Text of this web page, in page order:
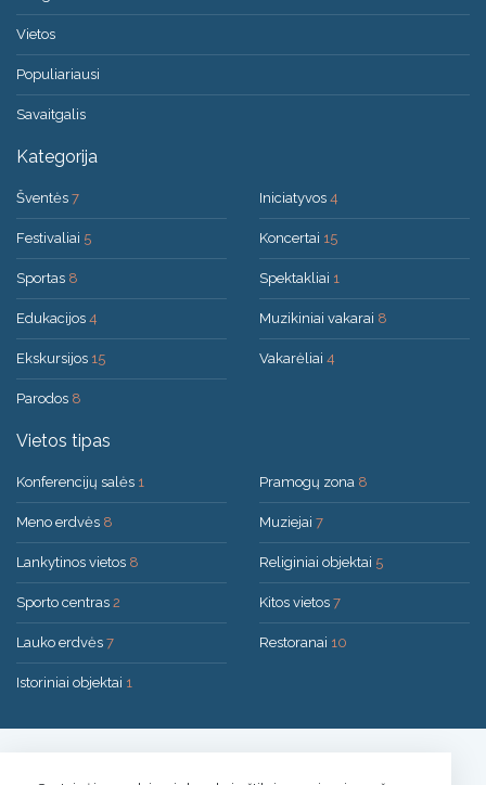
Vietos
Populiariausi
Savaitgalis
Kategorija
Šventės 7
Festivaliai 5
Sportas 8
Edukacijos 4
Ekskursijos 15
Parodos 8
Iniciatyvos 4
Koncertai 15
Spektakliai 1
Muzikiniai vakarai 8
Vakarėliai 4
Vietos tipas
Konferencijų salės 1
Meno erdvės 8
Lankytinos vietos 8
Sporto centras 2
Lauko erdvės 7
Istoriniai objektai 1
Pramogų zona 8
Muziejai 7
Religiniai objektai 5
Kitos vietos 7
Restoranai 10